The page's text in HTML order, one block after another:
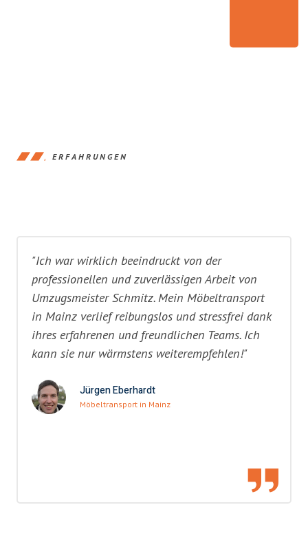
ERFAHRUNGEN
"Ich war wirklich beeindruckt von der
professionellen und zuverlässigen Arbeit von
Umzugsmeister Schmitz. Mein Möbeltransport
in Mainz verlief reibungslos und stressfrei dank
ihres erfahrenen und freundlichen Teams. Ich
kann sie nur wärmstens weiterempfehlen!"
Jürgen Eberhardt
Möbeltransport in Mainz